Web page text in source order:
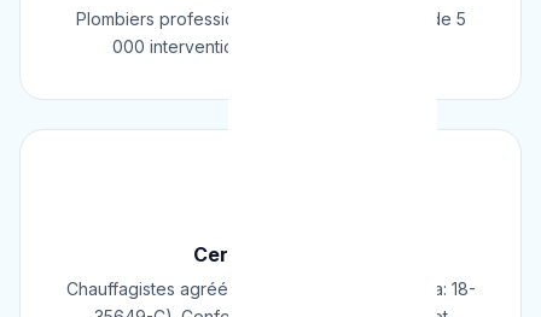
Plombiers professionnels depuis 2009. Plus de 5
000 interventions réussies en Belgique.
Certifié & Agréé
Chauffagistes agréés Cerga/Cedicol (N° Cerga: 18-